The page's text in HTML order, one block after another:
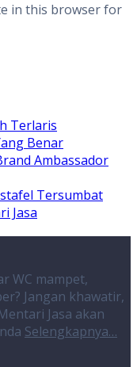
in this browser for
Terlaris
Benar
Ambassador
Tersumbat
Jasa
WC mampet,
Jangan khawatir,
Jasa akan
Selengkapnya…